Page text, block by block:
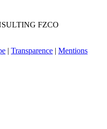
FZCO
| Transparence | Mentions